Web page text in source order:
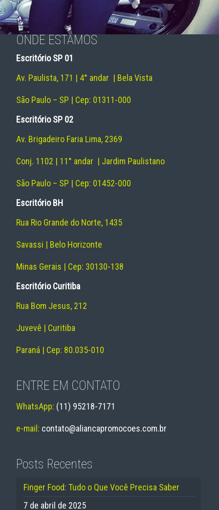
ONDE ESTAMOS
Escritório SP 01
Av. Paulista, 171 | 4° andar | Bela Vista
São Paulo – SP | Cep: 01311-000
Escritório SP 02
Av. Brigadeiro Faria Lima, 2369
Conj. 1102 | 11° andar | Jardim Paulistano
São Paulo – SP | Cep: 01452-000
Escritório BH
Rua Rio Grande do Norte, 1435
Savassi | Belo Horizonte
Minas Gerais | Cep: 30130-138
Escritório Curitiba
Rua Bom Jesus, 212
Juvevê | Curitiba
Paraná | Cep: 80.035-010
ENTRE EM CONTATO
WhatsApp: (11) 95218-7171
e-mail: contato@aliancapromocoes.com.br
Posts Recentes
Finger Food: Tudo o Que Você Precisa Saber
7 de abril de 2025